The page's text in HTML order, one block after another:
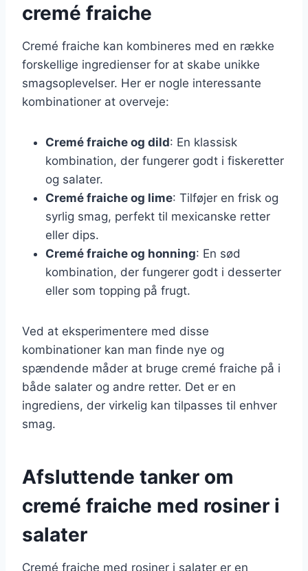
cremé fraiche
Cremé fraiche kan kombineres med en række
forskellige ingredienser for at skabe unikke
smagsoplevelser. Her er nogle interessante
kombinationer at overveje:
Cremé fraiche og dild: En klassisk
kombination, der fungerer godt i fiskeretter
og salater.
Cremé fraiche og lime: Tilføjer en frisk og
syrlig smag, perfekt til mexicanske retter
eller dips.
Cremé fraiche og honning: En sød
kombination, der fungerer godt i desserter
eller som topping på frugt.
Ved at eksperimentere med disse
kombinationer kan man finde nye og
spændende måder at bruge cremé fraiche på i
både salater og andre retter. Det er en
ingrediens, der virkelig kan tilpasses til enhver
smag.
Afsluttende tanker om
cremé fraiche med rosiner i
salater
Cremé fraiche med rosiner i salater er en